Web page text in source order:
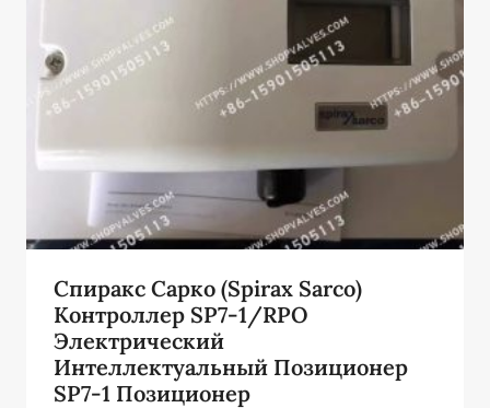
Спиракс Сарко (Spirax Sarco)
Контроллер SP7-1/RPO
Электрический
Интеллектуальный Позиционер
SP7-1 Позиционер